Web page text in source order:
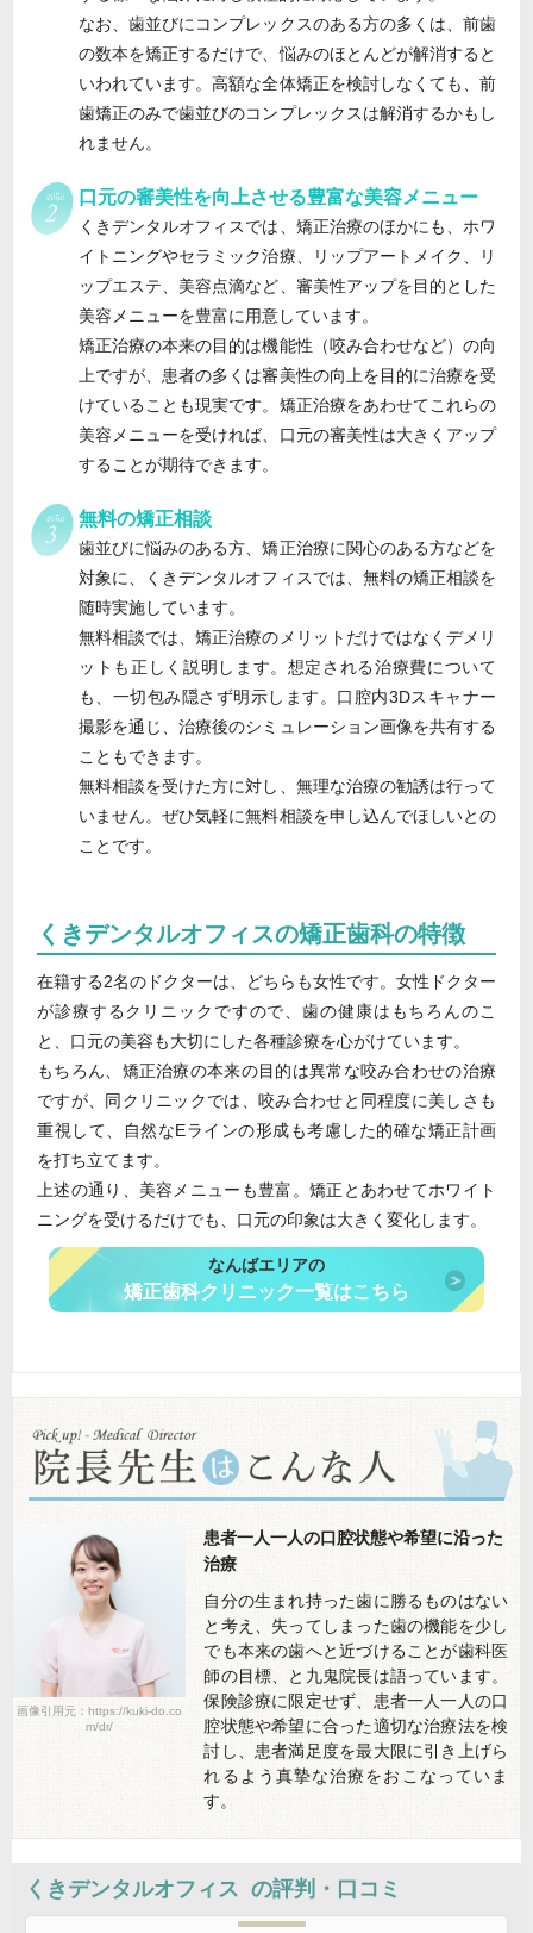
なお、歯並びにコンプレックスのある方の多くは、前歯
の数本を矯正するだけで、悩みのほとんどが解消すると
いわれています。高額な全体矯正を検討しなくても、前
歯矯正のみで歯並びのコンプレックスは解消するかもし
れません。
口元の審美性を向上させる豊富な美容メニュー
くきデンタルオフィスでは、矯正治療のほかにも、ホワ
イトニングやセラミック治療、リップアートメイク、リ
ップエステ、美容点滴など、審美性アップを目的とした
美容メニューを豊富に用意しています。
矯正治療の本来の目的は機能性（咬み合わせなど）の向
上ですが、患者の多くは審美性の向上を目的に治療を受
けていることも現実です。矯正治療をあわせてこれらの
美容メニューを受ければ、口元の審美性は大きくアップ
することが期待できます。
無料の矯正相談
歯並びに悩みのある方、矯正治療に関心のある方などを
対象に、くきデンタルオフィスでは、無料の矯正相談を
随時実施しています。
無料相談では、矯正治療のメリットだけではなくデメリ
ットも正しく説明します。想定される治療費について
も、一切包み隠さず明示します。口腔内3Dスキャナー
撮影を通じ、治療後のシミュレーション画像を共有する
こともできます。
無料相談を受けた方に対し、無理な治療の勧誘は行って
いません。ぜひ気軽に無料相談を申し込んでほしいとの
ことです。
くきデンタルオフィスの矯正歯科の特徴
在籍する2名のドクターは、どちらも女性です。女性ドクター
が診療するクリニックですので、歯の健康はもちろんのこ
と、口元の美容も大切にした各種診療を心がけています。
もちろん、矯正治療の本来の目的は異常な咬み合わせの治療
ですが、同クリニックでは、咬み合わせと同程度に美しさも
重視して、自然なEラインの形成も考慮した的確な矯正計画
を打ち立てます。
上述の通り、美容メニューも豊富。矯正とあわせてホワイト
ニングを受けるだけでも、口元の印象は大きく変化します。
なんばエリアの
矯正歯科クリニック一覧はこちら
患者一人一人の口腔状態や希望に沿った
治療
自分の生まれ持った歯に勝るものはない
と考え、失ってしまった歯の機能を少し
でも本来の歯へと近づけることが歯科医
師の目標、と九鬼院長は語っています。
保険診療に限定せず、患者一人一人の口
腔状態や希望に合った適切な治療法を検
討し、患者満足度を最大限に引き上げら
れるよう真摯な治療をおこなっていま
す。
画像引用元：https://kuki-do.co
m/dr/
くきデンタルオフィス の評判・口コミ